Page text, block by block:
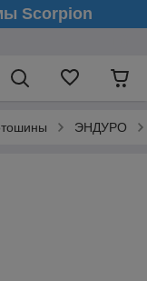
Scorpion
ЭНДУРО